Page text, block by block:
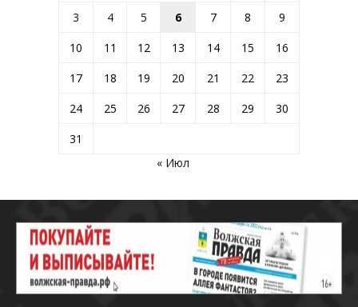
3
4 5 6 7 8
9
10
11 12 13 14 15
16
17
18 19 20 21 22
23
24
25 26 27 28 29
30
31
« Июл